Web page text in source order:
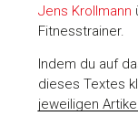
Jens Krollmann
Fitnesstrainer.
Indem du auf
dieses Textes
jeweiligen